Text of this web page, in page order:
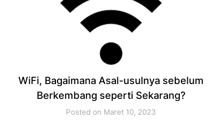
WiFi, Bagaimana Asal-usulnya sebelum
Berkembang seperti Sekarang?
Posted on Maret 10, 2023